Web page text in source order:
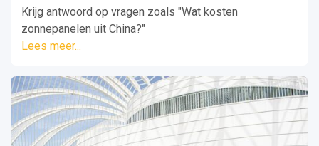
Krijg antwoord op vragen zoals "Wat kosten
zonnepanelen uit China?"
Lees meer...